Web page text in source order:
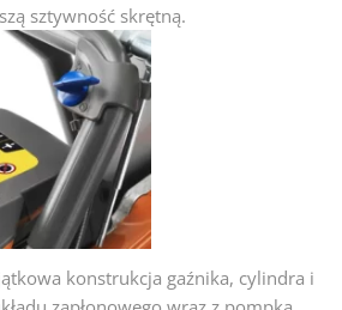
sztywność skrętną.
konstrukcja gaźnika, cylindra i